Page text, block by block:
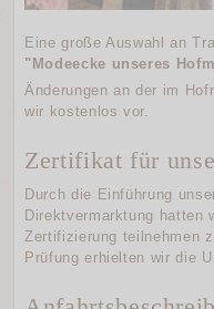
Eine große Auswahl an
"Modeecke unseres
Änderungen an der im
wir kostenlos vor.
Zertifikat für
Durch die Einführung
Direktvermarktung hatten
Zertifizierung teilnehmen
Prüfung erhielten wir die